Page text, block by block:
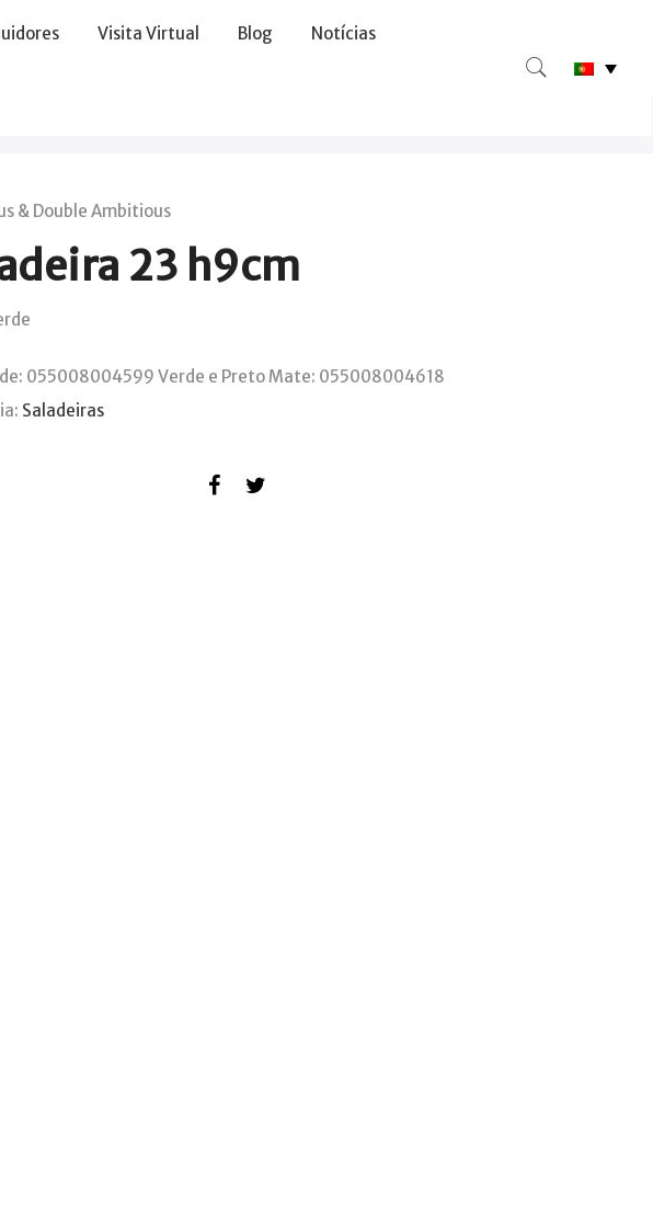
Visita Virtual Blog Notícias
& Double Ambitious
23 h9cm
055008004599 Verde e Preto Mate: 055008004618
Saladeiras